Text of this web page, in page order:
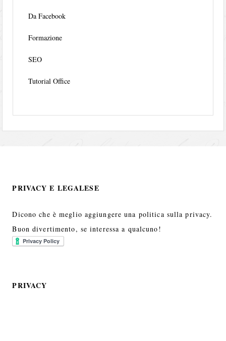
Da Facebook
Formazione
SEO
Tutorial Office
PRIVACY E LEGALESE
Dicono che è meglio aggiungere una politica sulla privacy.
Buon divertimento, se interessa a qualcuno!
PRIVACY